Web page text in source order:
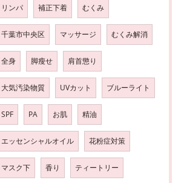
リンパ 補正下着 むくみ
千葉市中央区 マッサージ むくみ解消
全身 脚瘦せ 肩首懲り
大気汚染物質 UVカット ブルーライト
SPF PA お肌 精油
エッセンシャルオイル 花粉症対策
マスク下 香り ティートリー